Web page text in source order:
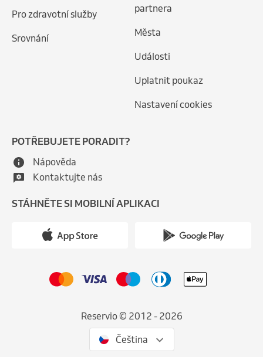
Pro zdravotní služby
Srovnání
partnera
Města
Události
Uplatnit poukaz
Nastavení cookies
POTŘEBUJETE PORADIT?
Nápověda
Kontaktujte nás
STÁHNĚTE SI MOBILNÍ APLIKACI
Reservio © 2012 - 2026
Čeština